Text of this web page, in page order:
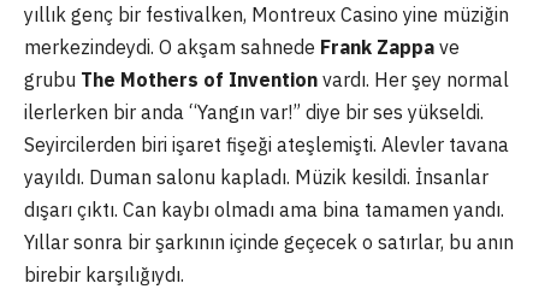
yıllık genç bir festivalken, Montreux Casino yine müziğin
merkezindeydi. O akşam sahnede Frank Zappa ve
grubu The Mothers of Invention vardı. Her şey normal
ilerlerken bir anda “Yangın var!” diye bir ses yükseldi.
Seyircilerden biri işaret fişeği ateşlemişti. Alevler tavana
yayıldı. Duman salonu kapladı. Müzik kesildi. İnsanlar
dışarı çıktı. Can kaybı olmadı ama bina tamamen yandı.
Yıllar sonra bir şarkının içinde geçecek o satırlar, bu anın
birebir karşılığıydı.